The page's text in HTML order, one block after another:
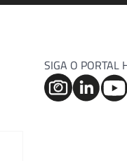
SIGA O PORTAL